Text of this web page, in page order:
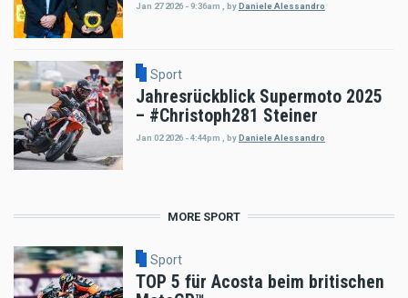
Jan 27 2026 - 9:36am byDaniele Alessandro
Sport
Jahresrückblick Supermoto 2025
– #Christoph281 Steiner
Jan 02 2026 - 4:44pm byDaniele Alessandro
MORE SPORT
Sport
TOP 5 für Acosta beim britischen